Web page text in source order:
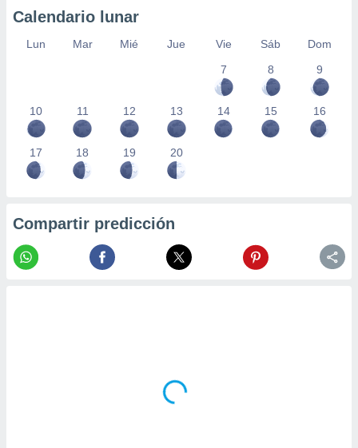
Calendario lunar
Lun Mar Mié Jue Vie Sáb
Dom
7
8 9
10 11 12 13 14 15 16
17 18 19 20
Compartir predicción